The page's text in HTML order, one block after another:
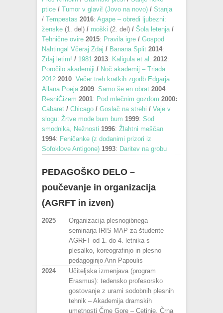
ptice / Tumor v glavi! (Jovo na novo) / Stanja
/ Tempestas 2016: Agape – obredi ljubezni:
ženske (1. del) / moški (2. del) / Šola letenja /
Tehnične ovire 2015: Pravila igre / Gospod
Nahtingal Včeraj Zdaj / Banana Split 2014:
Zdaj letim! / 1981 2013: Kaligula et al. 2012:
Poročilo akademiji / Noč akademij – Triada
2012 2010: Večer treh kratkih zgodb Edgarja
Allana Poeja 2009: Samo še en obrat 2004:
ResniČizem 2001: Pod mlečnim gozdom 2000:
Cabaret / Chicago / Goslač na strehi / Vaje v
slogu: Žrtve mode bum bum 1999: Sod
smodnika, Nežnosti 1996: Žlahtni meščan
1994: Feničanke (z dodanimi prizori iz
Sofoklove Antigone) 1993: Daritev na grobu
PEDAGOŠKO DELO –
poučevanje in organizacija
(AGRFT in izven)
2025
Organizacija plesnogibnega
seminarja IRIS MAP za študente
AGRFT od 1. do 4. letnika s
plesalko, koreografinjo in plesno
pedagoginjo Ann Papoulis
2024
Učiteljska izmenjava (program
Erasmus): tedensko profesorsko
gostovanje z urami sodobnih plesnih
tehnik – Akademija dramskih
umetnosti Črne Gore – Cetinje, Črna